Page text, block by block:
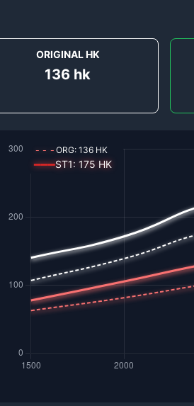
ORIGINAL HK
136 hk
---ORG:136 HK
━━━ST1: 175 HK